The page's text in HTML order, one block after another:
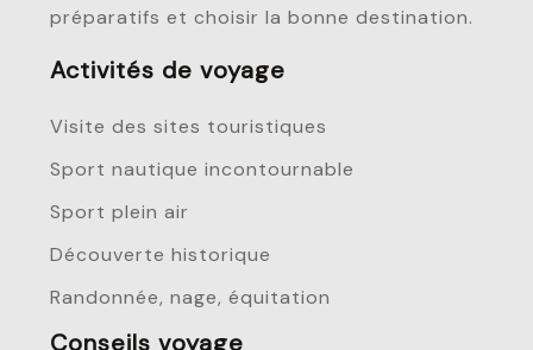
préparatifs et choisir la bonne destination.
Activités de voyage
Visite des sites touristiques
Sport nautique incontournable
Sport plein air
Découverte historique
Randonnée, nage, équitation
Conseils voyage